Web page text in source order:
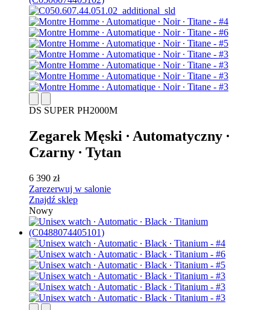
DS SUPER PH2000M
Zegarek Męski ∙ Automatyczny ∙
Czarny ∙ Tytan
6 390 zł
Zarezerwuj w salonie
Znajdź sklep
Nowy